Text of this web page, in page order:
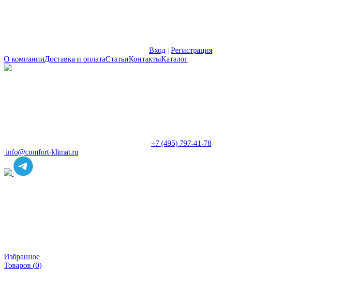
Вход | Регистрация
О компанииДоставка и оплатаСтатьиКонтактыКаталог
+7 (495) 797-41-78
info@comfort-klimat.ru
Избранное
Товаров (0)